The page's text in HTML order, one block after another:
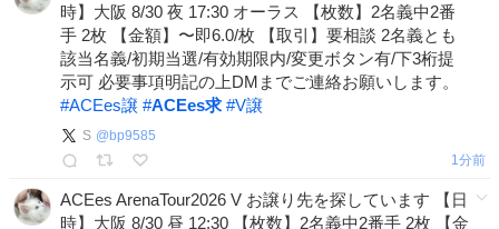
時】大阪 8/30 夜 17:30 オーラス 【枚数】2名義中2番
手 2枚 【金額】〜即6.0/枚 【取引】要相談 2名義とも
該当名義/初期当選/有効期限内/変更ボタン有/下3桁提
示可 必要事項明記の上DMまでご連絡お願いします。
#ACEes譲 #ACEes求 #V譲
S @bp9585
1分前
ACEes ArenaTour2026 V お譲り先を探しています 【日
時】大阪 8/30 昼 12:30 【枚数】2名義中2番手 2枚 【金